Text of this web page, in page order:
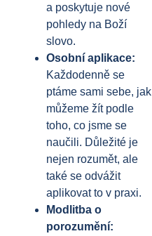
a poskytuje nové
pohledy na Boží
slovo.
Osobní aplikace:
Každodenně se
ptáme sami sebe, jak
můžeme žít podle
toho, co jsme se
naučili. Důležité je
nejen rozumět, ale
také se odvážit
aplikovat to v praxi.
Modlitba o
porozumění: